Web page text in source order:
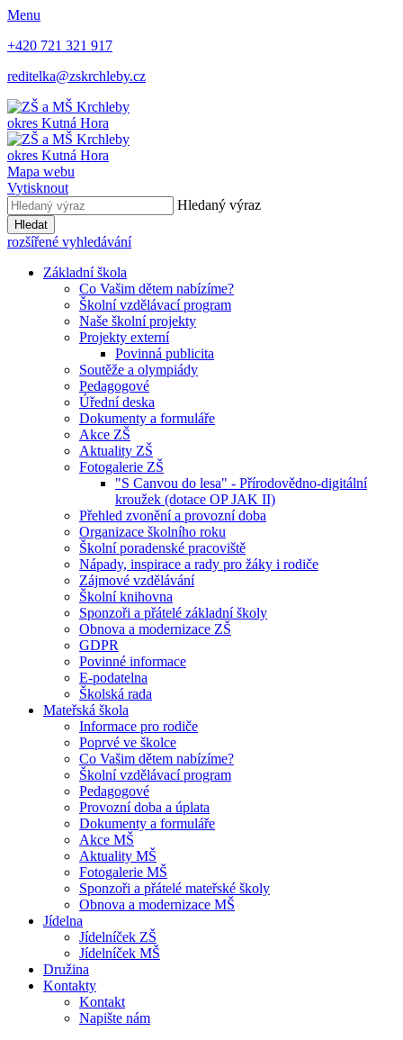
Menu
+420 721 321 917
reditelka@zskrchleby.cz
okres Kutná Hora
okres Kutná Hora
Mapa webu
Vytisknout
Hledaný výraz
Hledat
rozšířené vyhledávání
Základní škola
Co Vašim dětem nabízíme?
Školní vzdělávací program
Naše školní projekty
Projekty externí
Povinná publicita
Soutěže a olympiády
Pedagogové
Úřední deska
Dokumenty a formuláře
Akce ZŠ
Aktuality ZŠ
Fotogalerie ZŠ
"S Canvou do lesa" - Přírodovědno-digitální
kroužek (dotace OP JAK II)
Přehled zvonění a provozní doba
Organizace školního roku
Školní poradenské pracoviště
Nápady, inspirace a rady pro žáky i rodiče
Zájmové vzdělávání
Školní knihovna
Sponzoři a přátelé základní školy
Obnova a modernizace ZŠ
GDPR
Povinné informace
E-podatelna
Školská rada
Mateřská škola
Informace pro rodiče
Poprvé ve školce
Co Vašim dětem nabízíme?
Školní vzdělávací program
Pedagogové
Provozní doba a úplata
Dokumenty a formuláře
Akce MŠ
Aktuality MŠ
Fotogalerie MŠ
Sponzoři a přátelé mateřské školy
Obnova a modernizace MŠ
Jídelna
Jídelníček ZŠ
Jídelníček MŠ
Družina
Kontakty
Kontakt
Napište nám